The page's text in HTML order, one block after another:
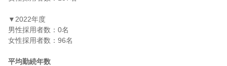
▼2022年度
男性採用者数：0名
女性採用者数：96名
平均勤続年数